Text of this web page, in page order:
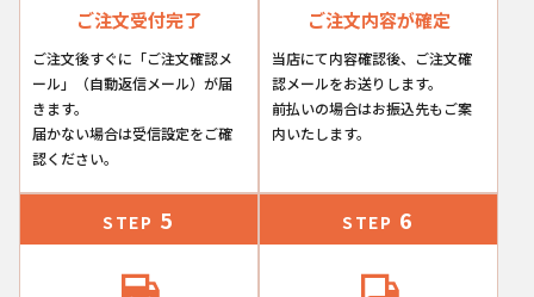
ご注文受付完了
ご注文後すぐに「ご注文確認メ
ール」（自動返信メール）が届
きます。
届かない場合は受信設定をご確
認ください。
ご注文内容が確定
当店にて内容確認後、ご注文確
認メールをお送りします。
前払いの場合はお振込先もご案
内いたします。
STEP 5 STEP 6